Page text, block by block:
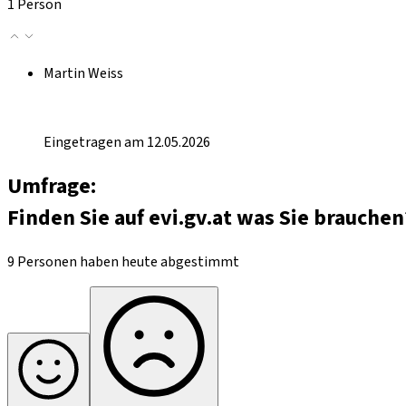
1 Person
Martin Weiss
Eingetragen am 12.05.2026
Umfrage:
Finden Sie auf evi.gv.at was Sie
9 Personen haben heute abgestimmt